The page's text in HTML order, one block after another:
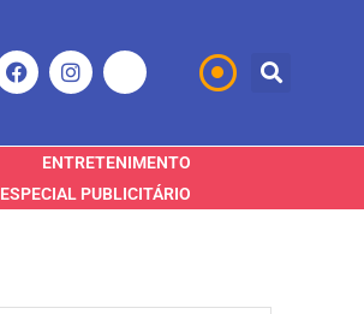
ENTRETENIMENTO
ESPECIAL PUBLICITÁRIO